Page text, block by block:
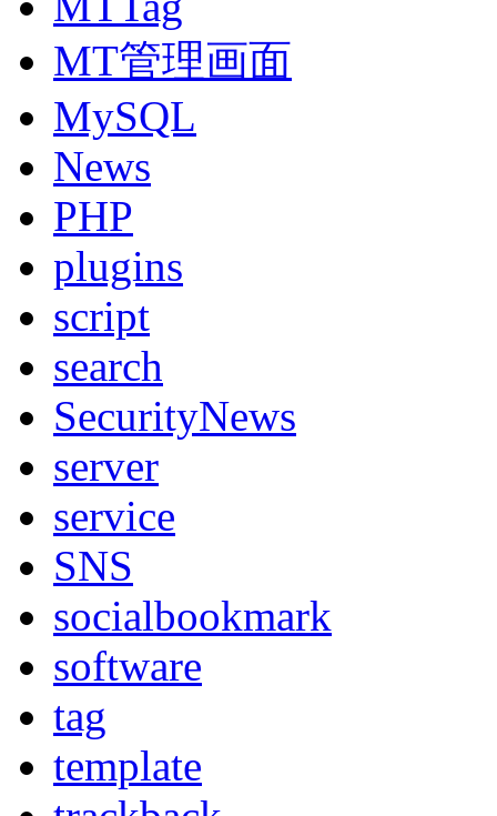
MT管理画面
MySQL
News
PHP
plugins
script
search
SecurityNews
server
service
SNS
socialbookmark
software
tag
template